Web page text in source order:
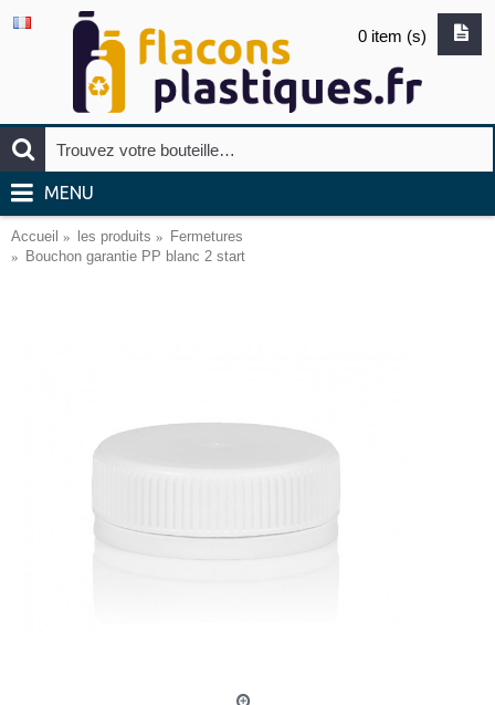
0 item (s)
MENU
Accueil les produits
Fermetures
Bouchon garantie PP blanc 2 start